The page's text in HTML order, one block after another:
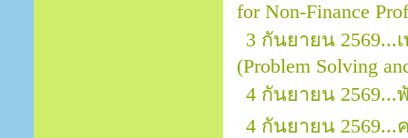
for Non-Finance
3 กันยายน
(Problem Solving
4 กันยายน
4 กันยายน 2569...